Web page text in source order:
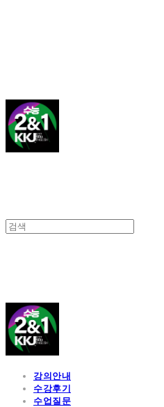
강의안내
수강후기
수업질문